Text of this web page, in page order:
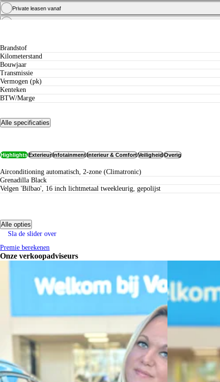
Private leasen vanaf
Brandstof
Kilometerstand
Bouwjaar
Transmissie
Vermogen (pk)
Kenteken
BTW/Marge
Alle specificaties
HighlightsExterieurInfotainmentInterieur & ComfortVeiligheidOverig
Airconditioning automatisch, 2-zone (Climatronic)
Grenadilla Black
Velgen 'Bilbao', 16 inch lichtmetaal tweekleurig, gepolijst
Alle opties
Verzekeren bij Century:
tot 5 jaar nieuwwaarderegeling
Premie berekenen
Onze verkoopadviseurs
Sla de slider over